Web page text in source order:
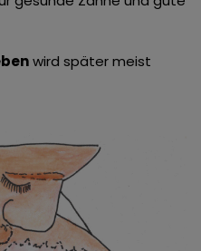
wird später meist